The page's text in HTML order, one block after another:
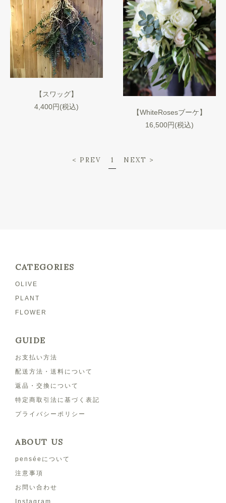
【スワッグ】
4,400円(税込)
【WhiteRosesブーケ】
16,500円(税込)
< PREV 1 NEXT >
CATEGORIES
OLIVE
PLANT
FLOWER
GUIDE
お支払い方法
配送方法・送料について
返品・交換について
特定商取引法に基づく表記
プライバシーポリシー
ABOUT US
penséeについて
注意事項
お問い合わせ
Instagram